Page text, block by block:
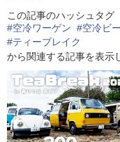
この記事のハッシュタグ
#空冷ワーゲン #空冷ビ
#ティーブレイク
から関連する記事を表示